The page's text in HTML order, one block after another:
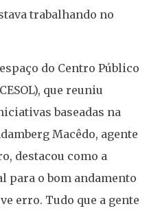
trabalhando no
do Centro Público
que reuniu
baseadas na
Macêdo, agente
destacou como a
para o bom andamento
erro. Tudo que a gente